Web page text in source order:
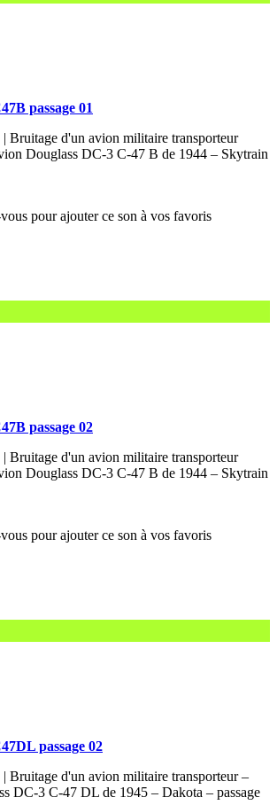
passage 01
Bruitage d'un avion militaire transporteur
Douglass DC-3 C-47 B de 1944 – Skytrain
passage 02
Bruitage d'un avion militaire transporteur
Douglass DC-3 C-47 B de 1944 – Skytrain
passage 02
Bruitage d'un avion militaire transporteur –
DC-3 C-47 DL de 1945 – Dakota – passage